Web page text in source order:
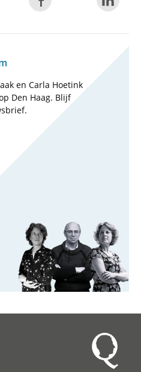
en Carla Hoetink
Den Haag. Blijf